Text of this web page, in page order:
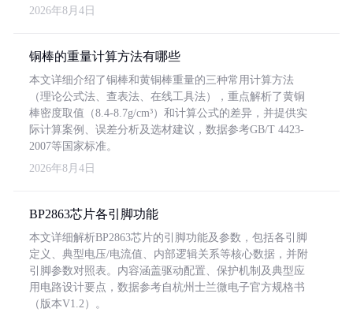
2026年8月4日
铜棒的重量计算方法有哪些
本文详细介绍了铜棒和黄铜棒重量的三种常用计算方法
（理论公式法、查表法、在线工具法），重点解析了黄铜
棒密度取值（8.4-8.7g/cm³）和计算公式的差异，并提供实
际计算案例、误差分析及选材建议，数据参考GB/T 4423-
2007等国家标准。
2026年8月4日
BP2863芯片各引脚功能
本文详细解析BP2863芯片的引脚功能及参数，包括各引脚
定义、典型电压/电流值、内部逻辑关系等核心数据，并附
引脚参数对照表。内容涵盖驱动配置、保护机制及典型应
用电路设计要点，数据参考自杭州士兰微电子官方规格书
（版本V1.2）。